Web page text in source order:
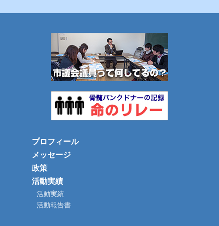
プロフィール
メッセージ
政策
活動実績
活動実績
活動報告書